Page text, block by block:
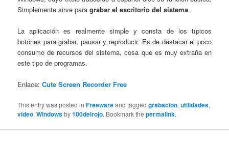
Simplemente sirve paragrabar el escritorio del sistema.
La aplicación es realmente simple y consta de los típicos
botónes para grabar, pausar y reproducir. Es de destacar el poco
consumo de recursos del sistema, cosa que es muy extraña en
este tipo de programas.
Enlace:Cute Screen Recorder Free
This entry was posted inFreewareand taggedgrabacion,utilidades,
video,Windowsby100delrojo. Bookmark thepermalink.